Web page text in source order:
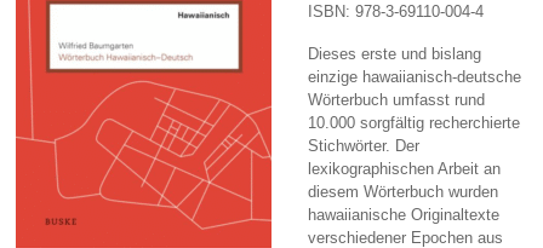
ISBN: 978-3-69110-004-4
Dieses erste und bislang
einzige hawaiianisch-deutsche
Wörterbuch umfasst rund
10.000 sorgfältig recherchierte
Stichwörter. Der
lexikographischen Arbeit an
diesem Wörterbuch wurden
hawaiianische Originaltexte
verschiedener Epochen aus